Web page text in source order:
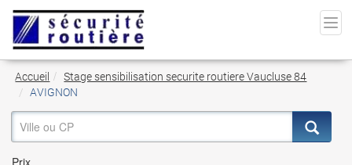
Accueil
Stage sensibilisation securite routiere Vaucluse 84
AVIGNON